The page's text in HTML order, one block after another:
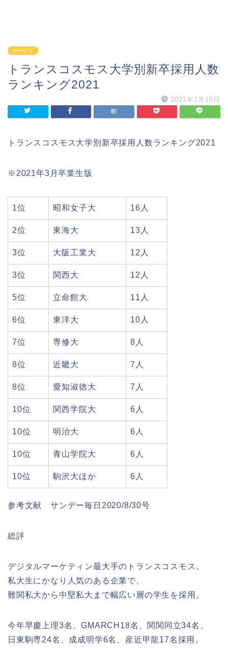
サービス
トランスコスモス大学別新卒採用人数
ランキング2021
2021年1月16日
トランスコスモス大学別新卒採用人数ランキング2021
※2021年3月卒業生版
1位 昭和女子大 16人
2位 東海大 13人
3位 大阪工業大 12人
3位 関西大 12人
5位 立命館大 11人
6位 東洋大 10人
7位 専修大 8人
8位 近畿大 7人
8位 愛知淑徳大 7人
10位 関西学院大 6人
10位 明治大 6人
10位 青山学院大 6人
10位 駒沢大ほか 6人
参考文献 サンデー毎日2020/8/30号
総評
デジタルマーケティン最大手のトランスコスモス。
私大生にかなり人気のある企業で、
難関私大から中堅私大まで幅広い層の学生を採用。
今年早慶上理3名、GMARCH18名、関関同立34名、
日東駒専24名、成成明学6名、産近甲龍17名採用。